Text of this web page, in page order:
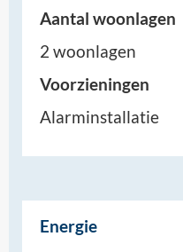
Aantal woonlagen
2 woonlagen
Voorzieningen
Alarminstallatie
Energie